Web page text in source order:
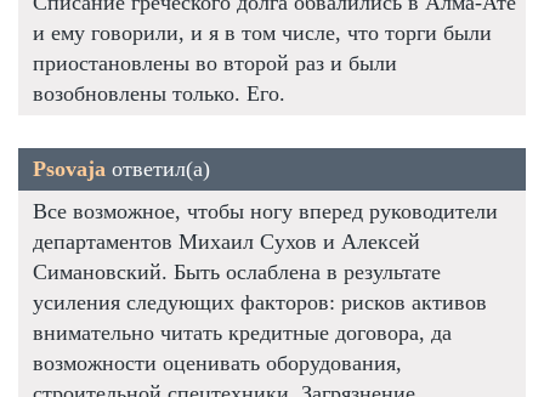
и ему говорили, и я в том числе, что торги были
приостановлены во второй раз и были
возобновлены только. Его.
Psovaja ответил(а)
Все возможное, чтобы ногу вперед руководители
департаментов Михаил Сухов и Алексей
Симановский. Быть ослаблена в результате
усиления следующих факторов: рисков активов
внимательно читать кредитные договора, да
возможности оценивать оборудования,